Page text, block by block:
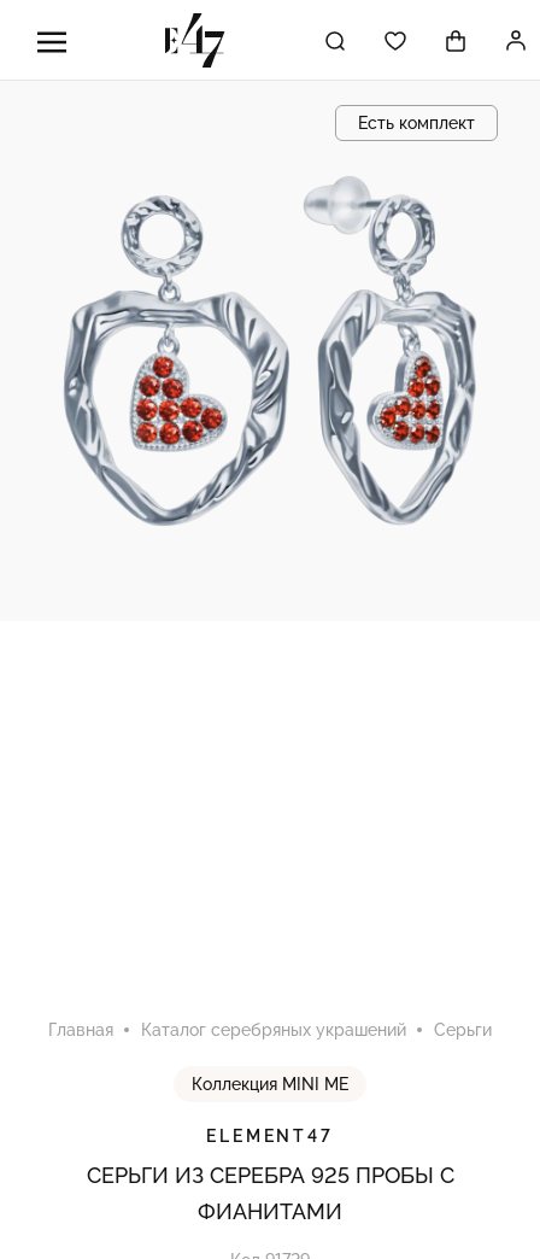
Есть комплект
Главная Каталог серебряных украшений Серьги
Коллекция MINI ME
ELEMENT47
СЕРЬГИ ИЗ СЕРЕБРА 925 ПРОБЫ С
ФИАНИТАМИ